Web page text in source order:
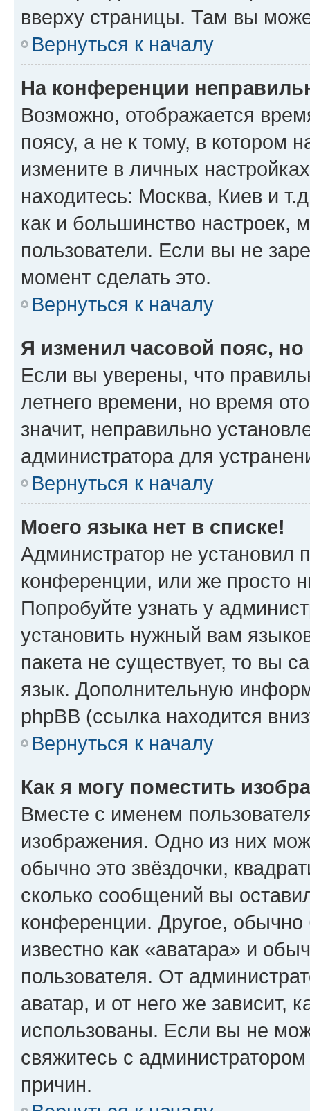
вверху страницы. Там вы
Вернуться к началу
На конференции
Возможно, отображается
поясу, а не к тому, в котором
измените в личных
находитесь: Москва, Киев и
как и большинство настроек,
пользователи. Если вы не
момент сделать это.
Вернуться к началу
Я изменил часовой пояс,
Если вы уверены, что
летнего времени, но время
значит, неправильно
администратора для
Вернуться к началу
Моего языка нет в списке!
Администратор не установил
конференции, или же просто
Попробуйте узнать у
установить нужный вам
пакета не существует, то вы
язык. Дополнительную
phpBB (ссылка находится
Вернуться к началу
Как я могу поместить
Вместе с именем
изображения. Одно из них
обычно это звёздочки,
сколько сообщений вы
конференции. Другое,
известно как «аватара» и
пользователя. От
аватар, и от него же зависит,
использованы. Если вы не
свяжитесь с
причин.